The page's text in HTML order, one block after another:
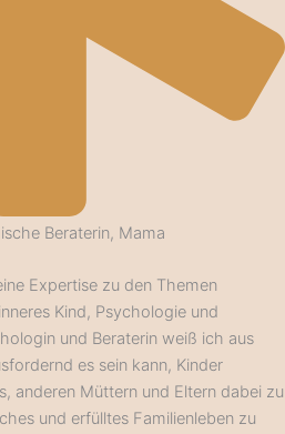
Beraterin, Mama
Expertise zu den Themen
Kind, Psychologie und
und Beraterin weiß ich aus
es sein kann, Kinder
anderen Müttern und Eltern dabei zu
und erfülltes Familienleben zu